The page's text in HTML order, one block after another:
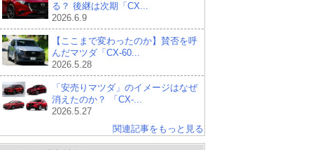
る？ 後継は次期「CX...
2026.6.9
【ここまで変わったのか】賛否を呼
んだマツダ「CX-60...
2026.5.28
「安売りマツダ」のイメージはなぜ
消えたのか？ 「CX-...
2026.5.27
関連記事をもっと見る